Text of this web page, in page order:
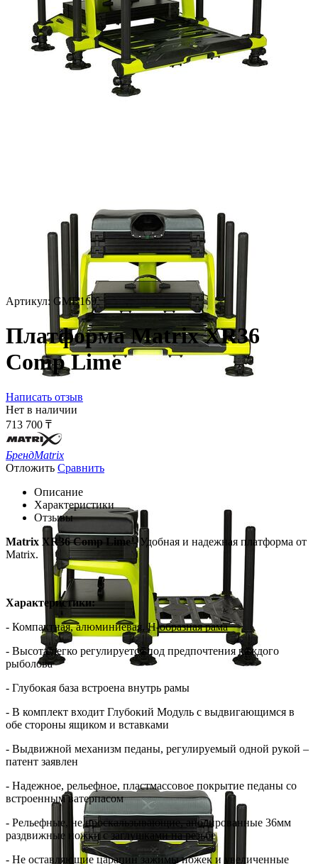
Артикул: GMB169
Платформа Matrix XR36
Comp Lime
Написать отзыв
Нет в наличии
713 700 ₸
БрендMatrix
Отложить Сравнить
Описание
Характеристики
Отзывы
Matrix XR36 Comp Lime- Удобная и надежная платформа от
Matrix.
Характеристики:
- Компактная, алюминиевая, Н-образная рама
- Высота легко регулируется под предпочтения каждого
рыболова
- Глубокая база встроена внутрь рамы
- В комплект входит Глубокий Модуль с выдвигающимся в
обе стороны ящиком и вставками
- Выдвижной механизм педаны, регулируемый одной рукой –
патент заявлен
- Надежное, рельефное, пластмассовое покрытие педаны со
встроенным ватерпасом
- Рельефные, не проскальзывающие, анодированные 36мм
раздвижные ножки с заглушками на резьбе
- Не оставляющие царапин зажимы ножек и увеличенные